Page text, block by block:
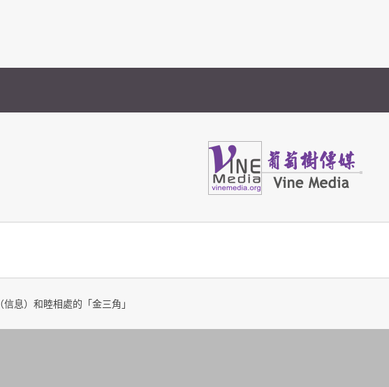
（信息）和睦相處的「金三角」